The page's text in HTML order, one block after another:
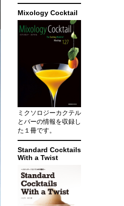
Mixology Cocktail
ミクソロジーカクテル
とバーの情報を収録し
た１冊です。
Standard Cocktails
With a Twist